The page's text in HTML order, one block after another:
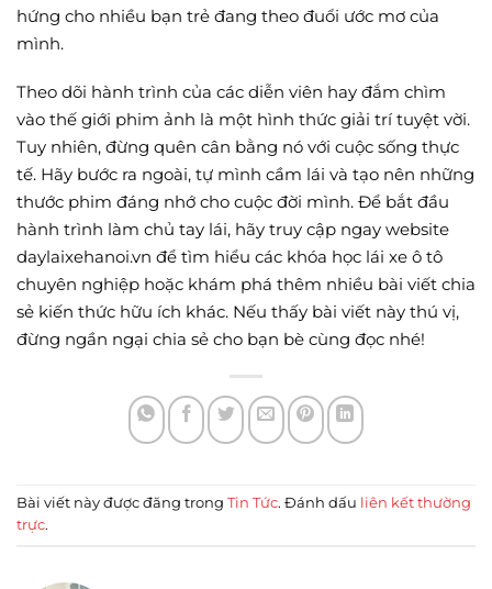
hứng cho nhiều bạn trẻ đang theo đuổi ước mơ của
mình.
Theo dõi hành trình của các diễn viên hay đắm chìm
vào thế giới phim ảnh là một hình thức giải trí tuyệt vời.
Tuy nhiên, đừng quên cân bằng nó với cuộc sống thực
tế. Hãy bước ra ngoài, tự mình cầm lái và tạo nên những
thước phim đáng nhớ cho cuộc đời mình. Để bắt đầu
hành trình làm chủ tay lái, hãy truy cập ngay website
daylaixehanoi.vn để tìm hiểu các khóa học lái xe ô tô
chuyên nghiệp hoặc khám phá thêm nhiều bài viết chia
sẻ kiến thức hữu ích khác. Nếu thấy bài viết này thú vị,
đừng ngần ngại chia sẻ cho bạn bè cùng đọc nhé!
Bài viết này được đăng trong Tin Tức. Đánh dấu liên kết thường
trực.